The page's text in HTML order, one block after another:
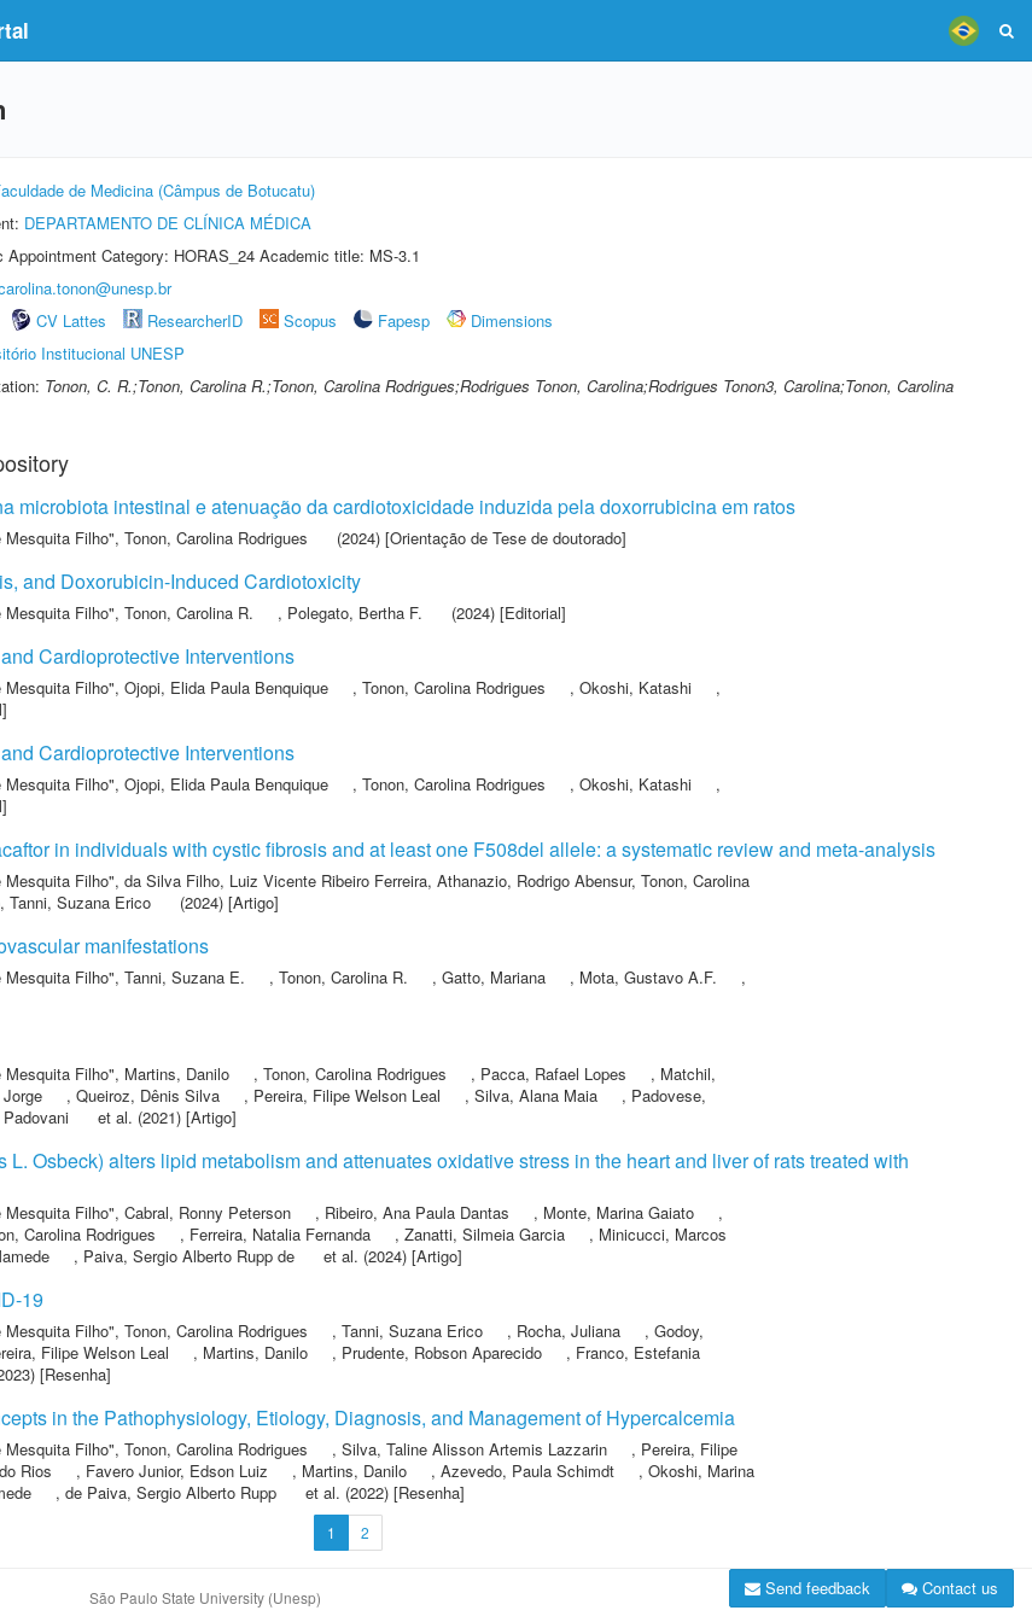
de Medicina (Câmpus de Botucatu)
DEPARTAMENTO DE CLÍNICA MÉDICA
Appointment Category: HORAS_24 Academic title: MS-3.1
CV Lattes ResearcherID Scopus Fapesp
Dimensions
Institucional UNESP
Tonon, C. R.;Tonon, Carolina R.;Tonon, Carolina Rodrigues;Rodrigues Tonon, Carolina;Rodrigues Tonon3, Carolina;Tonon, Carolina
microbiota intestinal e atenuação da cardiotoxicidade induzida pela doxorrubicina em ratos
Filho", Tonon, Carolina Rodrigues (2024) [Orientação de Tese de doutorado]
and Doxorubicin-Induced Cardiotoxicity
Filho", Tonon, Carolina R. , Polegato, Bertha F. (2024) [Editorial]
Cardioprotective Interventions
Filho", Ojopi, Elida Paula Benquique , Tonon, Carolina Rodrigues , Okoshi, Katashi
,
Cardioprotective Interventions
Filho", Ojopi, Elida Paula Benquique , Tonon, Carolina Rodrigues , Okoshi, Katashi
,
in individuals with cystic fibrosis and at least one F508del allele: a systematic review and meta-analysis
Filho", da Silva Filho, Luiz Vicente Ribeiro Ferreira, Athanazio, Rodrigo Abensur, Tonon, Carolina
, Tanni, Suzana Erico (2024) [Artigo]
manifestations
Filho", Tanni, Suzana E. , Tonon, Carolina R. , Gatto, Mariana , Mota, Gustavo A.F.
,
Filho", Martins, Danilo , Tonon, Carolina Rodrigues , Pacca, Rafael Lopes , Matchil,
, Queiroz, Dênis Silva , Pereira, Filipe Welson Leal , Silva, Alana Maia , Padovese,
et al. (2021) [Artigo]
Osbeck) alters lipid metabolism and attenuates oxidative stress in the heart and liver of rats treated with
Filho", Cabral, Ronny Peterson , Ribeiro, Ana Paula Dantas , Monte, Marina Gaiato
,
Carolina Rodrigues , Ferreira, Natalia Fernanda , Zanatti, Silmeia Garcia , Minicucci, Marcos
, Paiva, Sergio Alberto Rupp de et al. (2024) [Artigo]
19
Filho", Tonon, Carolina Rodrigues , Tanni, Suzana Erico , Rocha, Juliana , Godoy,
Filipe Welson Leal , Martins, Danilo , Prudente, Robson Aparecido , Franco, Estefania
[Resenha]
in the Pathophysiology, Etiology, Diagnosis, and Management of Hypercalcemia
Filho", Tonon, Carolina Rodrigues , Silva, Taline Alisson Artemis Lazzarin , Pereira, Filipe
Rios , Favero Junior, Edson Luiz , Martins, Danilo , Azevedo, Paula Schimdt , Okoshi, Marina
, de Paiva, Sergio Alberto Rupp et al. (2022) [Resenha]
1 2
São Paulo State University (Unesp) Contact us
Send feedback